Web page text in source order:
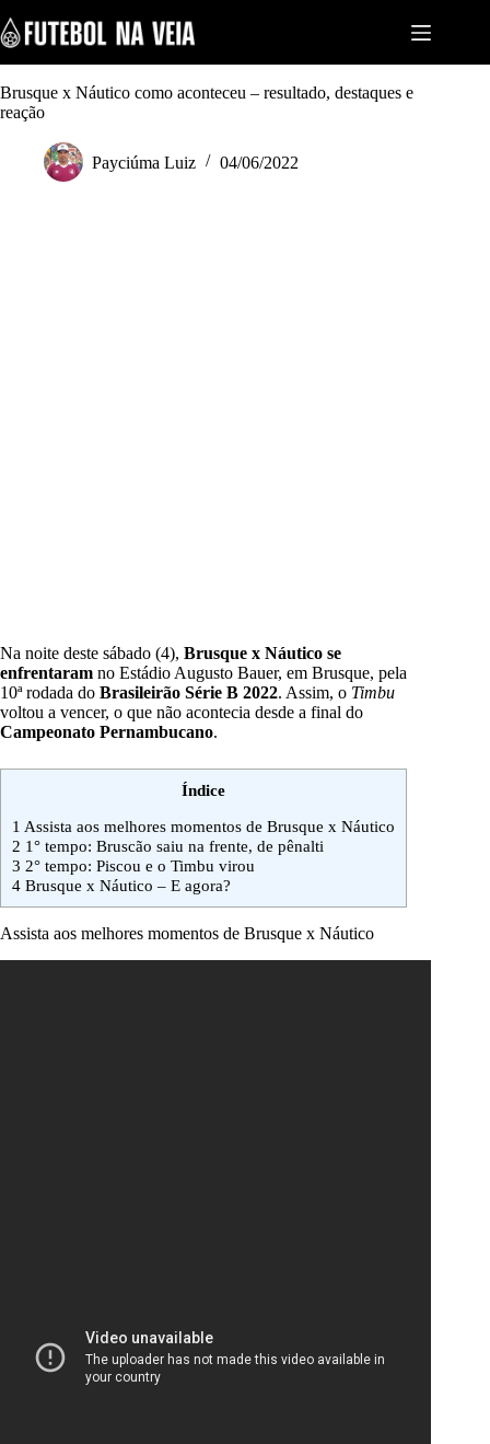
k
i
p
t
o
Brusque x Náutico como aconteceu – resultado, destaques e
reação
Payciúma Luiz 04/06/2022
Na noite deste sábado (4), Brusque x Náutico se
enfrentaram no Estádio Augusto Bauer, em Brusque, pela
10ª rodada do Brasileirão Série B 2022. Assim, o Timbu
voltou a vencer, o que não acontecia desde a final do
Campeonato Pernambucano.
Índice
1 Assista aos melhores momentos de Brusque x Náutico
2 1° tempo: Bruscão saiu na frente, de pênalti
3 2° tempo: Piscou e o Timbu virou
4 Brusque x Náutico – E agora?
Assista aos melhores momentos de Brusque x Náutico